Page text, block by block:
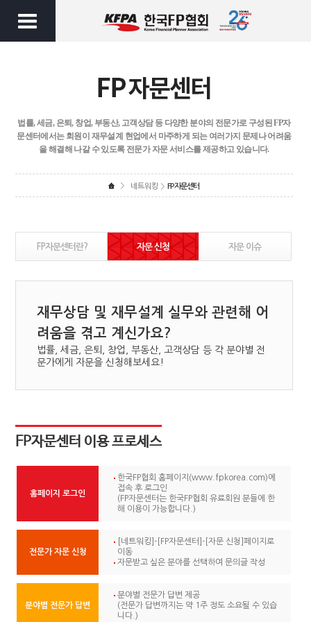
법률, 세금, 은퇴, 창업, 부동산, 고객상담 등 다양한 분야의 전문가로 구성된 FP자
문센터에서는회원이 재무설계 현업에서 마주하게 되는 여러가지 문제나 어려움
을 해결해 나갈 수 있도록전문가 자문 서비스를 제공하고 있습니다.
네트워킹 FP자문센터
FP자문센터란? 자문 신청 자문 이슈
재무상담 및 재무설계 실무와 관련해 어
려움을 겪고 계신가요?
법률, 세금, 은퇴, 창업, 부동산, 고객상담 등 각 분야별 전
문가에게 자문을 신청해보세요!
FP자문센터 이용 프로세스
홈페이지 로그인
한국FP협회 홈페이지(www.fpkorea.com)에
접속 후 로그인
(FP자문센터는 한국FP협회 유료회원 분들에 한
해 이용이 가능합니다.)
전문가 자문 신청
[네트워킹]-[FP자문센터]-[자문 신청]페이지로
이동
자문받고 싶은 분야를 선택하여 문의글 작성
분야별 전문가 답변
분야별 전문가 답변 제공
(전문가 답변까지는 약 1주 정도 소요될 수 있습
니다.)